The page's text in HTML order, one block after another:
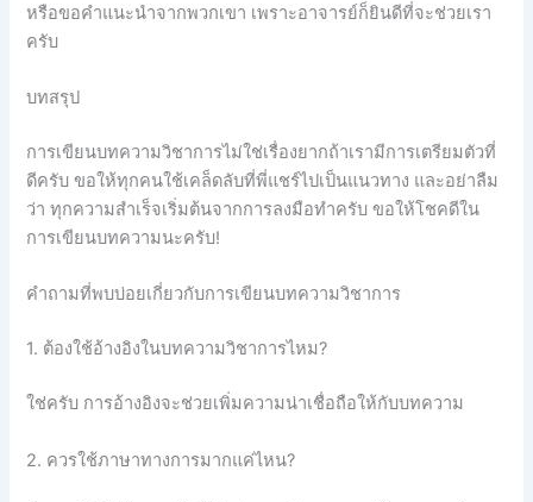
หรือขอคำแนะนำจากพวกเขา เพราะอาจารย์ก็ยินดีที่จะช่วยเรา
ครับ
บทสรุป
การเขียนบทความวิชาการไม่ใช่เรื่องยากถ้าเรามีการเตรียมตัวที่
ดีครับ ขอให้ทุกคนใช้เคล็ดลับที่พี่แชร์ไปเป็นแนวทาง และอย่าลืม
ว่า ทุกความสำเร็จเริ่มต้นจากการลงมือทำครับ ขอให้โชคดีใน
การเขียนบทความนะครับ!
คำถามที่พบบ่อยเกี่ยวกับการเขียนบทความวิชาการ
1. ต้องใช้อ้างอิงในบทความวิชาการไหม?
ใช่ครับ การอ้างอิงจะช่วยเพิ่มความน่าเชื่อถือให้กับบทความ
2. ควรใช้ภาษาทางการมากแค่ไหน?